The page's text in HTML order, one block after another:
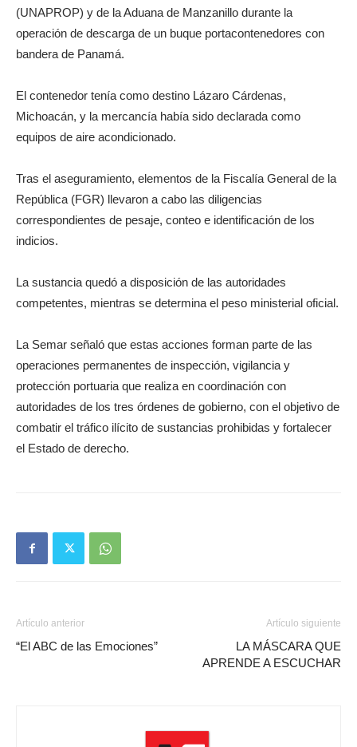
(UNAPROP) y de la Aduana de Manzanillo durante la
operación de descarga de un buque portacontenedores con
bandera de Panamá.
El contenedor tenía como destino Lázaro Cárdenas,
Michoacán, y la mercancía había sido declarada como
equipos de aire acondicionado.
Tras el aseguramiento, elementos de la Fiscalía General de la
República (FGR) llevaron a cabo las diligencias
correspondientes de pesaje, conteo e identificación de los
indicios.
La sustancia quedó a disposición de las autoridades
competentes, mientras se determina el peso ministerial oficial.
La Semar señaló que estas acciones forman parte de las
operaciones permanentes de inspección, vigilancia y
protección portuaria que realiza en coordinación con
autoridades de los tres órdenes de gobierno, con el objetivo de
combatir el tráfico ilícito de sustancias prohibidas y fortalecer
el Estado de derecho.
Artículo anterior
“El ABC de las Emociones”
Artículo siguiente
LA MÁSCARA QUE
APRENDE A ESCUCHAR